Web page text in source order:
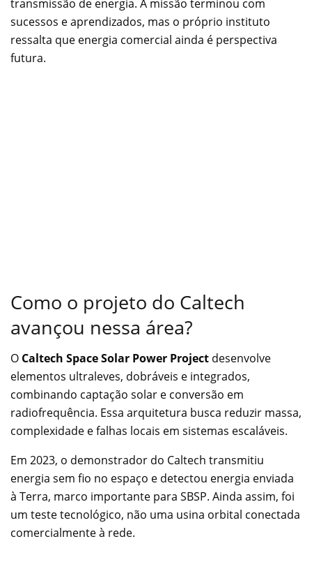
transmissão de energia. A missão terminou com
sucessos e aprendizados, mas o próprio instituto
ressalta que energia comercial ainda é perspectiva
futura.
Como o projeto do Caltech
avançou nessa área?
O Caltech Space Solar Power Project desenvolve
elementos ultraleves, dobráveis e integrados,
combinando captação solar e conversão em
radiofrequência. Essa arquitetura busca reduzir massa,
complexidade e falhas locais em sistemas escaláveis.
Em 2023, o demonstrador do Caltech transmitiu
energia sem fio no espaço e detectou energia enviada
à Terra, marco importante para SBSP. Ainda assim, foi
um teste tecnológico, não uma usina orbital conectada
comercialmente à rede.